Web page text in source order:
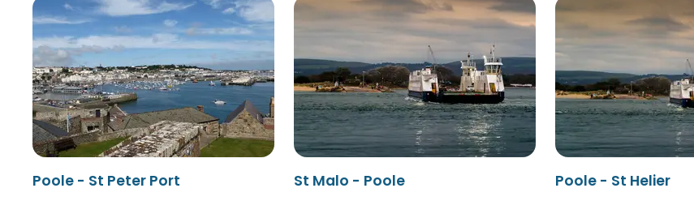
Poole - St Peter Port St Malo - Poole Poole - St Helier